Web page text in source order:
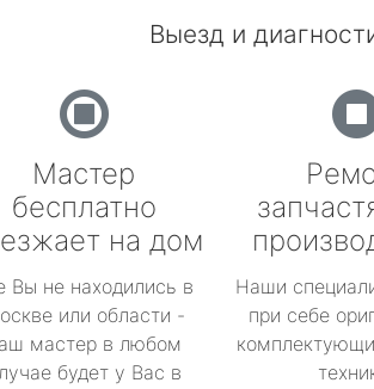
Выезд и
Мастер
бесплатно
на дом
Вы не находились в
или области -
мастер в любом
будет у Вас в
Наши
при себе